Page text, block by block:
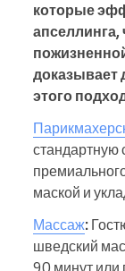
которые
апселлинга,
доказывает
этого
стандартную
маской и
Массаж:
шведский